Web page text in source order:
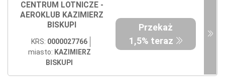
CENTRUM LOTNICZE -
AEROKLUB KAZIMIERZ
BISKUPI
KRS: 0000027766
miasto: KAZIMIERZ
BISKUPI
Przekaż
1,5% teraz